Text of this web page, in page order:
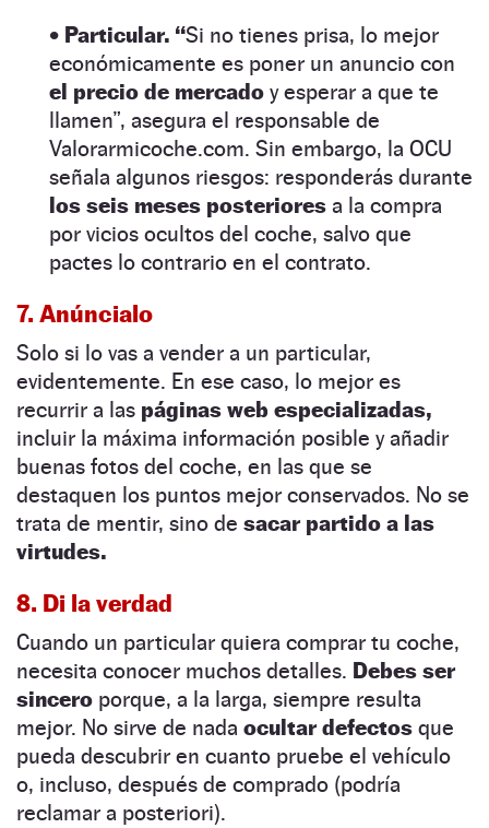
• Particular. “Si no tienes prisa, lo mejor
económicamente es poner un anuncio con
el precio de mercado y esperar a que te
llamen”, asegura el responsable de
Valorarmicoche.com. Sin embargo, la OCU
señala algunos riesgos: responderás durante
los seis meses posteriores a la compra
por vicios ocultos del coche, salvo que
pactes lo contrario en el contrato.
7. Anúncialo
Solo si lo vas a vender a un particular,
evidentemente. En ese caso, lo mejor es
recurrir a las páginas web especializadas,
incluir la máxima información posible y añadir
buenas fotos del coche, en las que se
destaquen los puntos mejor conservados. No se
trata de mentir, sino de sacar partido a las
virtudes.
8. Di la verdad
Cuando un particular quiera comprar tu coche,
necesita conocer muchos detalles. Debes ser
sincero porque, a la larga, siempre resulta
mejor. No sirve de nada ocultar defectos que
pueda descubrir en cuanto pruebe el vehículo
o, incluso, después de comprado (podría
reclamar a posteriori).